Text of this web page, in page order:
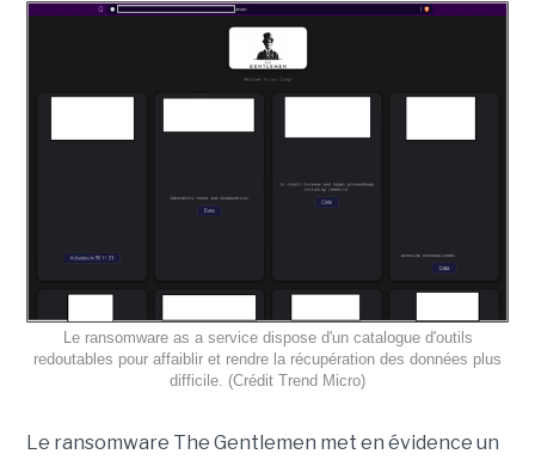
Le ransomware as a service dispose d'un catalogue d'outils
redoutables pour affaiblir et rendre la récupération des données plus
difficile. (Crédit Trend Micro)
Le ransomware The Gentlemen met en évidence un